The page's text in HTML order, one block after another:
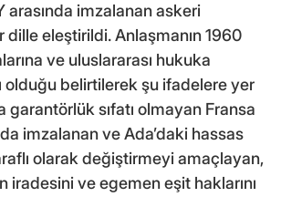
arasında imzalanan askeri
dille eleştirildi. Anlaşmanın 1960
ve uluslararası hukuka
olduğu belirtilerek şu ifadelere yer
garantörlük sıfatı olmayan Fransa
imzalanan ve Ada’daki hassas
olarak değiştirmeyi amaçlayan,
iradesini ve egemen eşit haklarını